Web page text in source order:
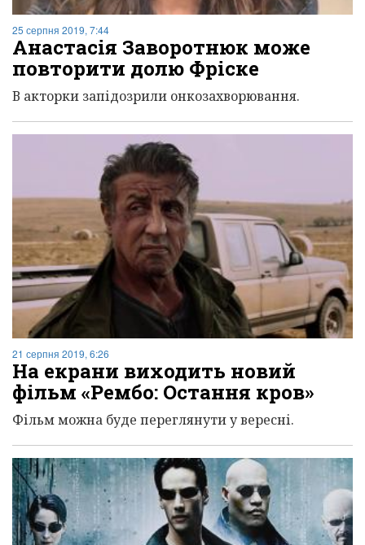
25 серпня 2019, 7:44
Анастасія Заворотнюк може
повторити долю Фріске
В акторки запідозрили онкозахворювання.
21 серпня 2019, 6:26
На екрани виходить новий
фільм «Рембо: Остання кров»
Фільм можна буде переглянути у вересні.